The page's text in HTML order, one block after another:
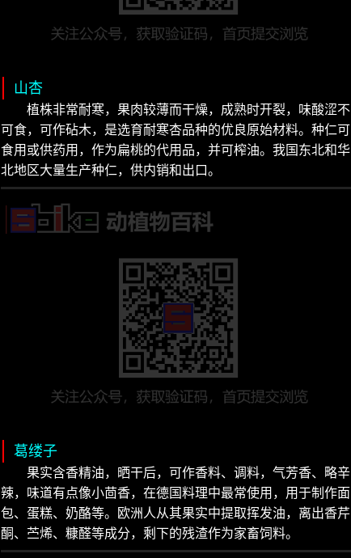
山杏
植株非常耐寒，果肉较薄而干燥，成熟时开裂，味酸涩不
可食，可作砧木，是选育耐寒杏品种的优良原始材料。种仁可
食用或供药用，作为扁桃的代用品，并可榨油。我国东北和华
北地区大量生产种仁，供内销和出口。
葛缕子
果实含香精油，晒干后，可作香料、调料，气芳香、略辛
辣，味道有点像小茴香，在德国料理中最常使用，用于制作面
包、蛋糕、奶酪等。欧洲人从其果实中提取挥发油，离出香芹
酮、苎烯、糠醛等成分，剩下的残渣作为家畜饲料。